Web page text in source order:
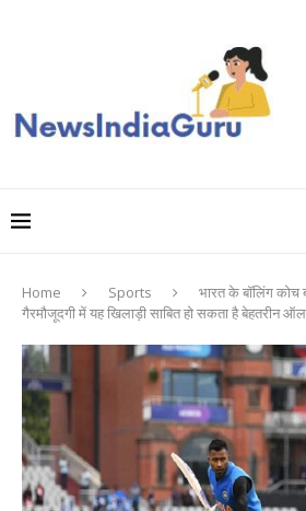
Home Sports
भारत के बॉलिंग कोच
गैरमौजूदगी में यह खिलाड़ी साबित हो सकता है बेहतरीन